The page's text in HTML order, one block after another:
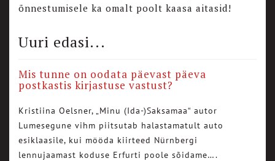
õnnestumisele ka omalt poolt kaasa aitasid!
Uuri edasi...
Mis tunne on oodata päevast päeva
postkastis kirjastuse vastust?
Kristiina Oelsner, „Minu (Ida-)Saksamaa“ autor
Lumesegune vihm piitsutab halastamatult auto
esiklaasile, kui mööda kiirteed Nürnbergi
lennujaamast koduse Erfurti poole sõidame….